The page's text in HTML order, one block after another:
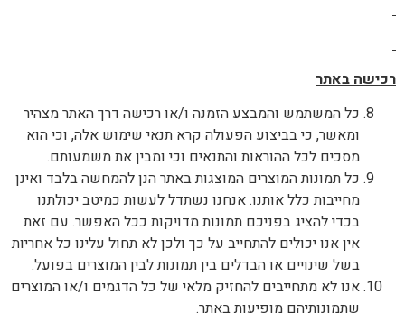
רכישה באתר
כל המשתמש והמבצע הזמנה ו/או רכישה דרך האתר מצהיר
ומאשר, כי בביצוע הפעולה קרא תנאי שימוש אלה, וכי הוא
מסכים לכל ההוראות והתנאים וכי ומבין את משמעותם.
כל תמונות המוצרים המוצגות באתר הנן להמחשה בלבד ואינן
מחייבות כלל אותנו. אנחנו נשתדל לעשות כמיטב יכולתנו
בכדי להציג בפניכם תמונות מדויקות ככל האפשר. עם זאת
אין אנו יכולים להתחייב על כך ולכן לא תחול עלינו כל אחריות
בשל שינויים או הבדלים בין תמונות לבין המוצרים בפועל.
אנו לא מתחייבים להחזיק מלאי של כל הדגמים ו/או המוצרים
שתמונותיהם מופיעות באתר.